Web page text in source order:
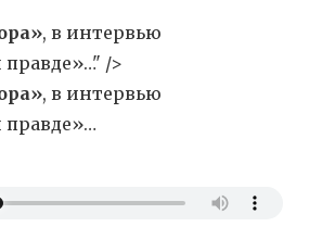
, в интервью
/>
, в интервью